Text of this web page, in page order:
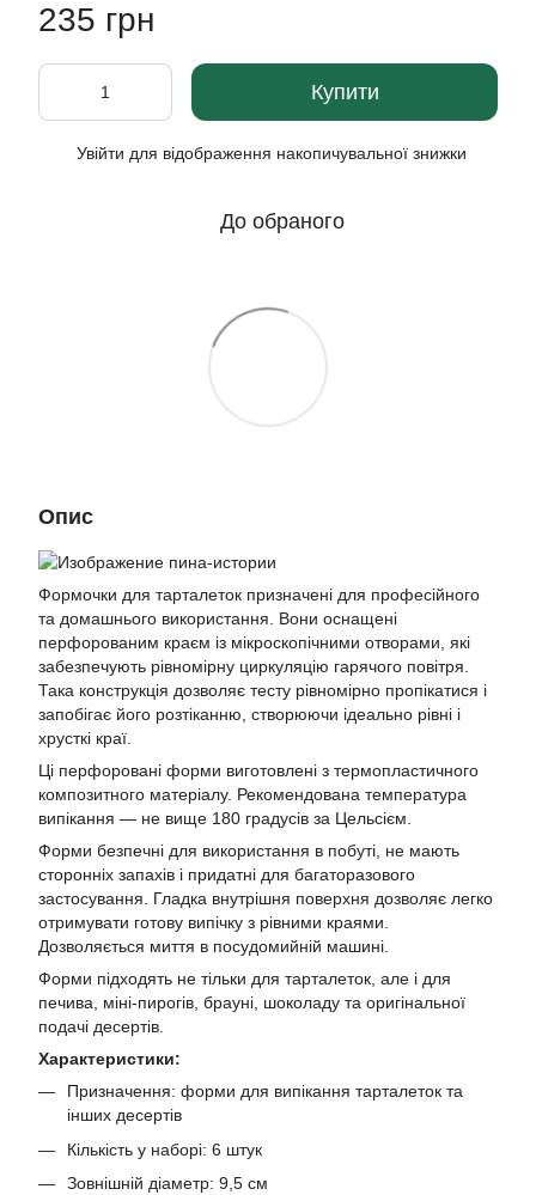
235 грн
Купити
Увійти для відображення накопичувальної знижки
До обраного
Опис
Формочки для тарталеток призначені для професійного
та домашнього використання. Вони оснащені
перфорованим краєм із мікроскопічними отворами, які
забезпечують рівномірну циркуляцію гарячого повітря.
Така конструкція дозволяє тесту рівномірно пропікатися і
запобігає його розтіканню, створюючи ідеально рівні і
хрусткі краї.
Ці перфоровані форми виготовлені з термопластичного
композитного матеріалу. Рекомендована температура
випікання — не вище 180 градусів за Цельсієм.
Форми безпечні для використання в побуті, не мають
сторонніх запахів і придатні для багаторазового
застосування. Гладка внутрішня поверхня дозволяє легко
отримувати готову випічку з рівними краями.
Дозволяється миття в посудомийній машині.
Форми підходять не тільки для тарталеток, але і для
печива, міні-пирогів, брауні, шоколаду та оригінальної
подачі десертів.
Характеристики:
Призначення: форми для випікання тарталеток та
інших десертів
Кількість у наборі: 6 штук
Зовнішній діаметр: 9,5 см